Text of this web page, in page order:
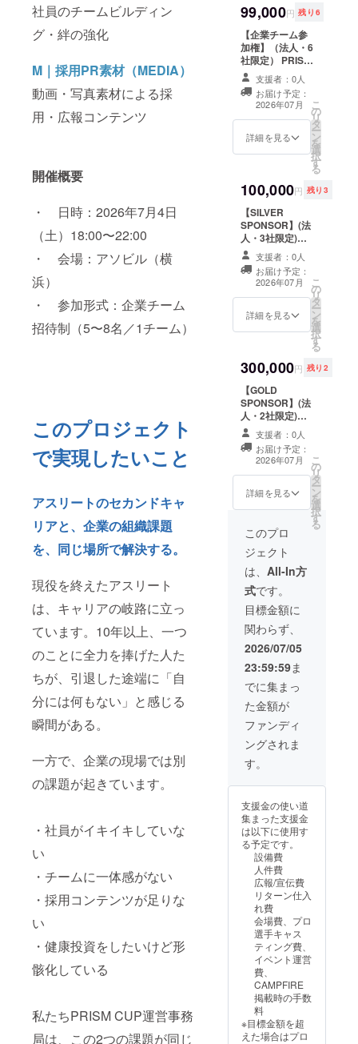
社員のチームビルディン
グ・絆の強化
M｜採用PR素材（MEDIA）
動画・写真素材による採
用・広報コンテンツ
開催概要
・ 日時：2026年7月4日
（土）18:00〜22:00
・ 会場：アソビル（横
浜）
・ 参加形式：企業チーム
招待制（5〜8名／1チーム）
このプロジェクト
で実現したいこと
アスリートのセカンドキャ
リアと、企業の組織課題
を、同じ場所で解決する。
現役を終えたアスリート
は、キャリアの岐路に立っ
ています。10年以上、一つ
のことに全力を捧げた人た
ちが、引退した途端に「自
分には何もない」と感じる
瞬間がある。
一方で、企業の現場では別
の課題が起きています。
・社員がイキイキしていな
い
・チームに一体感がない
・採用コンテンツが足りな
い
・健康投資をしたいけど形
骸化している
私たちPRISM CUP運営事務
局は、この2つの課題が同じ
2026年6月27日
（土）23:59
（会場運営・名
簿確定のため。
以降のご支援は
個別にご相談）
・支援者様の交
通費・滞在費：
各自でご負担く
ご案内・連絡方
法：イベント前
・その他：営業
活動はご遠慮く
ださい
支援いただいた
法人様には正式
リリース時に優
先的にご案内し
ます。 ・アス
リート×企業マッ
チングサービス
正式リリース時
の先行参加優先
権 ・次回PRISM
CUP(2026年冬
予定)への先行招
される場合のみ)
【ご案内詳細】
・先行参加のご
案内時期：2026
年冬頃(予定) ・
連絡方法：ご登
録いただいた
メールアドレス
宛にお送りしま
期：2026年冬を
予定(開催時期が
援時の備考欄に
「会社名・担当
者名・ご連絡
先」をご記入く
ださい。
99,000円 残り6
【企業チーム参
加権】（法人・6
社限定） PRISM
CUP当日に企業
チームとしてご
参加いただけ
る、最も没入感
のある体験プラ
ンです。プロア
チームビルディ
ング・採用PR・
ウェルビーイン
グ向上を一度に
実現します。 ・
7月4日PRISM
CUP当日への企
業チーム参加権
（5〜8名） ・プ
の本気の試合
（オリンピア
ガー） ・試合後
アフター交流会
への参加 ・荻田
大樹とのフォト
セッション ・参
加企業向け「ア
スリート×企業
マッチング 先行
参加優先権」
におすすめ】 ・
社員のチームビ
を求めている ・
採用PR用の動
画・写真コンテ
ンツが欲しい ・
健康経営・ウェ
ルビーイング施
策の一環として
・経営層・社員
のスポーツ体験
機会を提供した
い 【参加目安】
1社あたり5〜8
名で参加した場
合、1名あたり
¥12,000〜
¥20,000の負担
で プロアスリー
トと本気で戦え
る非日常体験を
【開催詳細】 ・
日時：2026年7
月4日（土）
18:00〜
22:00（交流会
は試合後） ・場
所：アソビル
（横浜） ・推奨
ご支援期日：
2026年6月20日
（土）23:59
（企業チームの
当日運営準備の
ため。以降のご
支援は個別にご
相談） ・参加に
関する詳細：ご
支援後にメール
でご連絡いたし
ます ・支援者様
支援者：0人
お届け予定：
2026年07月
詳細を見る
こ
の
リ
タ
ー
ン
を
選
択
す
る
100,000円 残り3
【SILVER
SPONSOR】(法
人・3社限定)
PRISM CUP
2026の公式協賛
パートナーとし
て、当日の会場
露出・SNSでの
クレジット掲載
るプランです。
・会場内小型バ
ナー掲載 ・MC
社名読み上げ(開
会時1回) ・チラ
シ・サンプル配
布権 ・公式SNS
投稿で協賛クレ
ジット掲載 ・当
タ提供 【開催詳
細】 ・日時：
（土）18:00〜
22:00 ・場所：
アソビル（横
浜） ・推奨ご支
援期日：2026年
6月13日（土）
23:59 （バ
ナー印刷・公式
サイト更新の準
備期間が必要な
ため） ・バ
ナー・配布物の
入稿締切：2026
年6月20日
（土）まで ・詳
細なご案内は、
ご支援後にメー
ルでご連絡いた
します ※支援時
社名・担当者
名・ご連絡先」
をご記入くださ
い。 ※詳細は
メッセージにて
お問い合わせく
ださい。
支援者：0人
お届け予定：
2026年07月
詳細を見る
こ
の
リ
タ
ー
ン
を
選
択
す
る
300,000円 残り2
【GOLD
SPONSOR】(法
人・2社限定)
PRISM CUP
2026の最上位協
賛パートナーと
して、会場内外
での最も優位な
露出機会をご提
ポートなど、
マーケティング
効果の高い特典
を含むプランで
す。 ・会場内バ
ナー掲載(サイド
エリア・SILVER
より優位位置) ・
MC社名読み上げ
(開会時・閉会時
者全員への配布
物同封権 ・ブー
ス出展権 ・表彰
式での社名アナ
ウンス ・公式
SNS投稿で協賛
クレジット掲載
・当日撮影写真
データ提供 ・イ
ベント事後レ
ポート 【開催詳
細】 ・日時：
2026年7月4日
（土）18:00〜
22:00 ・場所：
アソビル（横
浜） ・推奨ご支
援期日：2026年
6月13日（土）
23:59 （大型
バナー印刷・
ブース出展準備
のため） ・バ
ナー・配布物・
ブース出展の調
整：2026年6月
20日頃までに個
別にご連絡 ・詳
細なご案内は、
支援者：0人
お届け予定：
2026年07月
詳細を見る
こ
の
リ
タ
ー
ン
を
選
択
す
る
このプロ
ジェクト
は、 All-In方
式です。
目標金額に
関わらず、
2026/07/05
23:59:59ま
でに集まっ
た金額が
ファンディ
ングされま
す。
支援金の使い道
集まった支援金
は以下に使用す
る予定です。
設備費
人件費
広報/宣伝費
リターン仕入
れ費
会場費、プロ
選手キャス
ティング費、
イベント運営
費、
CAMPFIRE
掲載時の手数
料
※目標金額を超
えた場合はプロ